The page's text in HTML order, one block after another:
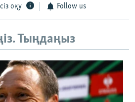
оқу Follow us
Тыңдаңыз